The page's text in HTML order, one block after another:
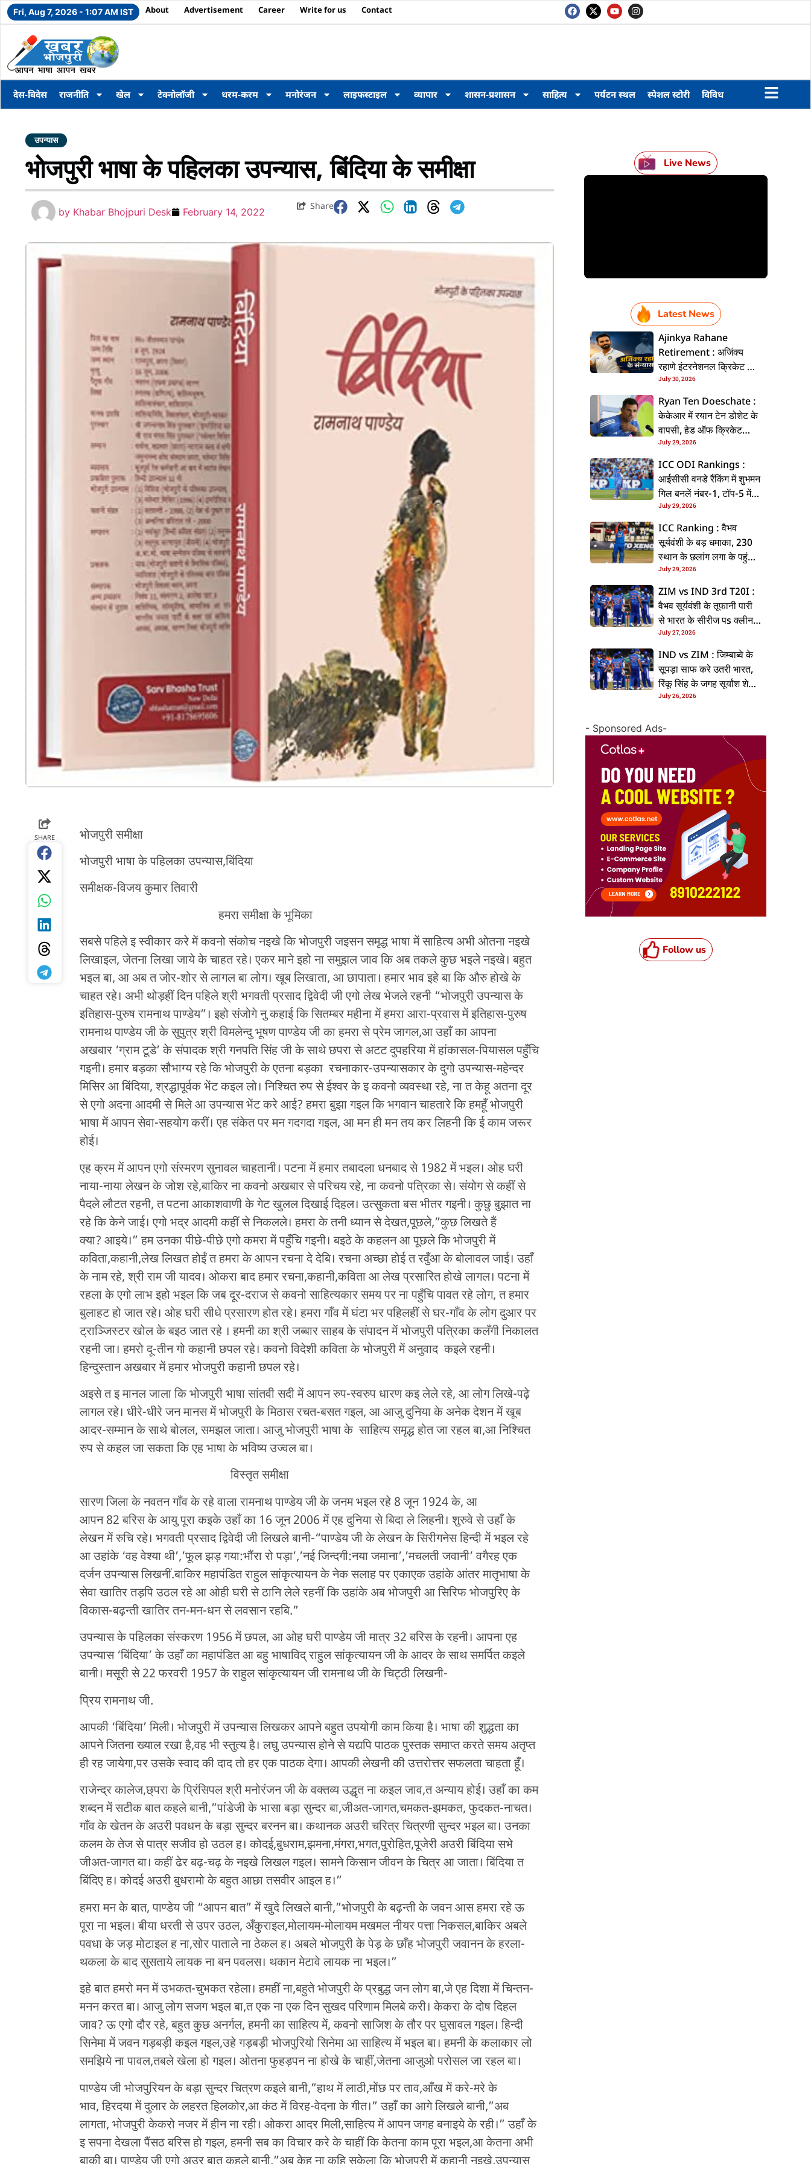
Fri, Aug 7, 2026 - 1:07 AM IST About Advertisement Career Write for us Contact
देस-बिदेस राजनीति खेल टेक्नोलॉजी धरम-करम मनोरंजन लाइफस्टाइल व्यापार शासन-प्रशासन साहित्य पर्यटन स्थल स्पेशल स्टोरी विविध
उपन्यास
भोजपुरी भाषा के पहिलका उपन्यास, बिंदिया के समीक्षा
by Khabar Bhojpuri Desk February 14, 2022
Share
SHARE
भोजपुरी समीक्षा
भोजपुरी भाषा के पहिलका उपन्यास,बिंदिया
समीक्षक-विजय कुमार तिवारी
हमरा समीक्षा के भूमिका
सबसे पहिले इ स्वीकार करे में कवनो संकोच नइखे कि भोजपुरी जइसन समृद्ध भाषा में साहित्य अभी ओतना नइखे
लिखाइल, जेतना लिखा जाये के चाहत रहे। एकर माने इहो ना समुझल जाव कि अब तकले कुछ भइले नइखे। बहुत
भइल बा, आ अब त जोर-शोर से लागल बा लोग। खूब लिखाता, आ छापाता। हमार भाव इहे बा कि औरु होखे के
चाहत रहे। अभी थोड़हीं दिन पहिले श्री भगवती प्रसाद द्विवेदी जी एगो लेख भेजले रहनी “भोजपुरी उपन्यास के
इतिहास-पुरुष रामनाथ पाण्डेय”। इहो संजोगे नु कहाई कि सितम्बर महीना में हमरा आरा-प्रवास में इतिहास-पुरुष
रामनाथ पाण्डेय जी के सुपुत्र श्री विमलेन्दु भूषण पाण्डेय जी का हमरा से प्रेम जागल,आ उहाँ का आपना
अखबार ‘ग्राम टूडे’ के संपादक श्री गनपति सिंह जी के साथे छपरा से अटट दुपहरिया में हांकासल-पियासल पहुँचि
गइनी। हमार बड़का सौभाग्य रहे कि भोजपुरी के एतना बड़का रचनाकार-उपन्यासकार के दुगो उपन्यास-महेन्दर
मिसिर आ बिंदिया, श्रद्धापूर्वक भेंट कइल लो। निश्चित रुप से ईश्वर के इ कवनो व्यवस्था रहे, ना त केहू अतना दूर
से एगो अदना आदमी से मिले आ उपन्यास भेंट करे आई? हमरा बुझा गइल कि भगवान चाहतारे कि हमहूँ भोजपुरी
भाषा में आपन सेवा-सहयोग करीं। एह संकेत पर मन गदगदा गइल, आ मन ही मन तय कर लिहनी कि ई काम जरूर
होई।
एह क्रम में आपन एगो संस्मरण सुनावल चाहतानी। पटना में हमार तबादला धनबाद से 1982 में भइल। ओह घरी
नाया-नाया लेखन के जोश रहे,बाकिर ना कवनो अखबार से परिचय रहे, ना कवनो पत्रिका से। संयोग से कहीं से
पैदले लौटत रहनी, त पटना आकाशवाणी के गेट खुलल दिखाई दिहल। उत्सुकता बस भीतर गइनी। कुछु बुझात ना
रहे कि केने जाई। एगो भद्र आदमी कहीं से निकलले। हमरा के तनी ध्यान से देखत,पूछले,”कुछ लिखते हैं
क्या? आइये।” हम उनका पीछे-पीछे एगो कमरा में पहुँचि गइनी। बइठे के कहलन आ पूछले कि भोजपुरी में
कविता,कहानी,लेख लिखत होईं त हमरा के आपन रचना दे देबि। रचना अच्छा होई त रवुँआ के बोलावल जाई। उहाँ
के नाम रहे, श्री राम जी यादव। ओकरा बाद हमार रचना,कहानी,कविता आ लेख प्रसारित होखे लागल। पटना में
रहला के एगो लाभ इहो भइल कि जब दूर-दराज से कवनो साहित्यकार समय पर ना पहुँचि पावत रहे लोग, त हमार
बुलाहट हो जात रहे। ओह घरी सीधे प्रसारण होत रहे। हमरा गाँव में घंटा भर पहिलहीं से घर-गाँव के लोग दुआर पर
ट्राञ्जिस्टर खोल के बइठ जात रहे । हमनी का श्री जब्बार साहब के संपादन में भोजपुरी पत्रिका कलँगी निकालत
रहनी जा। हमरो दू-तीन गो कहानी छपल रहे। कवनो विदेशी कविता के भोजपुरी में अनुवाद कइले रहनी।
हिन्दुस्तान अखबार में हमार भोजपुरी कहानी छपल रहे।
अइसे त इ मानल जाला कि भोजपुरी भाषा सांतवी सदी में आपन रुप-स्वरुप धारण कइ लेले रहे, आ लोग लिखे-पढ़े
लागल रहे। धीरे-धीरे जन मानस में भोजपुरी के मिठास रचत-बसत गइल, आ आजु दुनिया के अनेक देशन में खूब
आदर-सम्मान के साथे बोलल, समझल जाता। आजु भोजपुरी भाषा के साहित्य समृद्ध होत जा रहल बा,आ निश्चित
रुप से कहल जा सकता कि एह भाषा के भविष्य उज्वल बा।
विस्तृत समीक्षा
सारण जिला के नवतन गाँव के रहे वाला रामनाथ पाण्डेय जी के जनम भइल रहे 8 जून 1924 के, आ
आपन 82 बरिस के आयु पूरा कइके उहाँ का 16 जून 2006 में एह दुनिया से बिदा ले लिहनी। शुरुवे से उहाँ के
लेखन में रुचि रहे। भगवती प्रसाद द्विवेदी जी लिखले बानी-“पाण्डेय जी के लेखन के सिरीगनेस हिन्दी में भइल रहे
आ उहांके ‘वह वेश्या थी’,’फूल झड़ गया:भौंरा रो पड़ा’,’नई जिन्दगी:नया जमाना’,’मचलती जवानी’ वगैरह एक
दर्जन उपन्यास लिखनीं.बाकिर महापंडित राहुल सांकृत्यायन के नेक सलाह पर एकाएक उहांके आंतर मातृभाषा के
सेवा खातिर तड़पि उठल रहे आ ओही घरी से ठानि लेले रहनीं कि उहांके अब भोजपुरी आ सिरिफ भोजपुरिए के
विकास-बढ़न्ती खातिर तन-मन-धन से लवसान रहबि.”
उपन्यास के पहिलका संस्करण 1956 में छपल, आ ओह घरी पाण्डेय जी मात्र 32 बरिस के रहनी। आपना एह
उपन्यास ‘बिंदिया’ के उहाँ का महापंडित आ बहु भाषाविद् राहुल सांकृत्यायन जी के आदर के साथ समर्पित कइले
बानी। मसूरी से 22 फरवरी 1957 के राहुल सांकृत्यायन जी रामनाथ जी के चिट्ठी लिखनी-
प्रिय रामनाथ जी.
आपकी ‘बिंदिया’ मिली। भोजपुरी में उपन्यास लिखकर आपने बहुत उपयोगी काम किया है। भाषा की शुद्धता का
आपने जितना ख्याल रखा है,वह भी स्तुत्य है। लघु उपन्यास होने से यद्यपि पाठक पुस्तक समाप्त करते समय अतृप्त
ही रह जायेगा,पर उसके स्वाद की दाद तो हर एक पाठक देगा। आपकी लेखनी की उत्तरोत्तर सफलता चाहता हूँ।
राजेन्द्र कालेज,छ्परा के प्रिंसिपल श्री मनोरंजन जी के वक्तव्य उद्धृत ना कइल जाव,त अन्याय होई। उहाँ का कम
शब्दन में सटीक बात कहले बानी,”पांडेजी के भासा बड़ा सुन्दर बा,जीअत-जागत,चमकत-झमकत, फुदकत-नाचत।
गाँव के खेतन के अउरी पवधन के बड़ा सुन्दर बरनन बा। कथानक अउरी चरित्र चित्रणी सुन्दर भइल बा। उनका
कलम के तेज से पात्र सजीव हो उठल ह। कोदई,बुधराम,झमना,मंगरा,भगत,पुरोहित,पूजेरी अउरी बिंदिया सभे
जीअत-जागत बा। कहीं ढेर बढ़-चढ़ के नइखे लिखल गइल। सामने किसान जीवन के चित्र आ जाता। बिंदिया त
बिंदिए ह। कोदई अउरी बुधरामो के बहुत आछा तसवीर आइल ह।”
हमरा मन के बात, पाण्डेय जी “आपन बात” में खुदे लिखले बानी,”भोजपुरी के बढ़न्ती के जवन आस हमरा रहे ऊ
पूरा ना भइल। बीया धरती से उपर उठल, अँकुराइल,मोलायम-मोलायम मखमल नीयर पत्ता निकसल,बाकिर अबले
पवधा के जड़ मोटाइल ह ना,सोर पाताले ना ठेकल ह। अबले भोजपुरी के पेड़ के छाँह भोजपुरी जवानन के हरला-
थकला के बाद सुसताये लायक ना बन पवलस। थकान मेटावे लायक ना भइल।”
इहे बात हमरो मन में उभकत-चुभकत रहेला। हमहीं ना,बहुते भोजपुरी के प्रबुद्ध जन लोग बा,जे एह दिशा में चिन्तन-
मनन करत बा। आजु लोग सजग भइल बा,त एक ना एक दिन सुखद परिणाम मिलबे करी। केकरा के दोष दिहल
जाव? ऊ एगो दौर रहे, बहुत कुछ अनर्गल, हमनी का साहित्य में, कवनो साजिश के तौर पर घुसावल गइल। हिन्दी
सिनेमा में जवन गड़बड़ी कइल गइल,उहे गड़बड़ी भोजपुरियो सिनेमा आ साहित्य में भइल बा। हमनी के कलाकार लो
समझिये ना पावल,तबले खेला हो गइल। ओतना फुहड़पन ना होखे के चाहीं,जेतना आजुओ परोसल जा रहल बा।
पाण्डेय जी भोजपुरियन के बड़ा सुन्दर चित्रण कइले बानी,”हाथ में लाठी,मोंछ पर ताव,आँख में करे-मरे के
भाव, हिरदया में दुलार के लहरत हिलकोर,आ कंठ में विरह-वेदना के गीत।” उहाँ का आगे लिखले बानी,”अब
लागता, भोजपुरी केकरो नजर में हीन ना रही। ओकरा आदर मिली,साहित्य में आपन जगह बनाइये के रही।” उहाँ के
इ सपना देखला पैंसठ बरिस हो गइल, हमनी सब का विचार करे के चाहीं कि केतना काम पूरा भइल,आ केतना अभी
Live News
Latest News
Ajinkya Rahane
Retirement : अजिंक्य
रहाणे इंटरनेशनल क्रिकेट से
ललें संन्यास, सोशल मीडिया
पs पोस्ट कs के कइलें एलान
July 30, 2026
Ryan Ten Doeschate :
केकेआर में रयान टेन डोशेट के
वापसी, हेड ऑफ क्रिकेट
स्ट्रेटजी के जिम्मेदारी संभरिहें
July 29, 2026
ICC ODI Rankings :
आईसीसी वनडे रैंकिंग में शुभमन
गिल बनलें नंबर-1, टॉप-5 में
भारत के तीन बल्लेबाज
July 29, 2026
ICC Ranking : वैभव
सूर्यवंशी के बड़ धमाका, 230
स्थान के छलांग लगा के पहुंचलें
48वां नंबर पs
July 29, 2026
ZIM vs IND 3rd T20I :
वैभव सूर्यवंशी के तूफानी पारी
से भारत के सीरीज पs क्लीन
स्वीप, जिम्बाब्वे 35 रन से
हारल
July 27, 2026
IND vs ZIM : जिम्बाब्वे के
सूपड़ा साफ करे उतरी भारत,
रिंकू सिंह के जगह सूर्यांश शेडगे
के मिल सकेला मवका
July 26, 2026
- Sponsored Ads-
Follow us